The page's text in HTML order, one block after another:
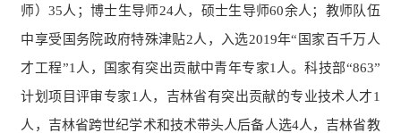
师）35人；博士生导师24人，硕士生导师60余人；教师队伍
中享受国务院政府特殊津贴2人 ， 入选2019年“ 国家百千万人
才工程”1人，国家有突出贡献中青年专家1人。科技部“863”
计划项目评审专家1人，吉林省有突出贡献的专业技术人才1
人，吉林省跨世纪学术和技术带头人后备人选4人，吉林省教